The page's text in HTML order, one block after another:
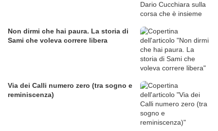
Non dirmi che hai paura. La storia di
Sami che voleva correre libera
Via dei Calli numero zero (tra sogno e
reminiscenza)